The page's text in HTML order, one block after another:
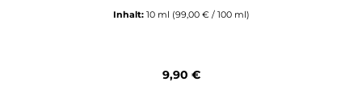
Inhalt: 10 ml (99,00 € / 100 ml)
Regulärer Preis:
9,90 €